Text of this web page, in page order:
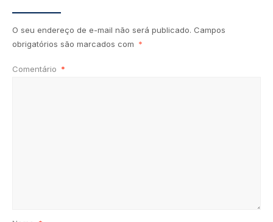
O seu endereço de e-mail não será publicado. Campos
obrigatórios são marcados com *
Comentário *